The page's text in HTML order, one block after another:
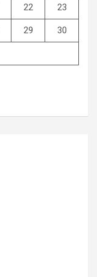
22 23
29 30